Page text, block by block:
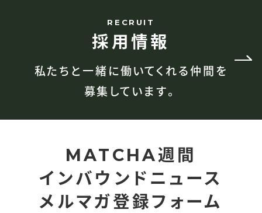
RECRUIT
採用情報
私たちと一緒に働いてくれる仲間を
募集しています。
MATCHA週間
インバウンドニュース
メルマガ登録フォーム